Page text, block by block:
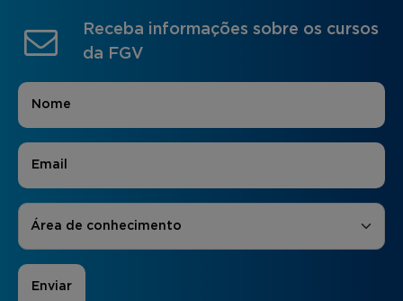
Receba informações sobre os cursos
da FGV
Nome
E-mail
Áreas de Interesse
Área de conhecimento